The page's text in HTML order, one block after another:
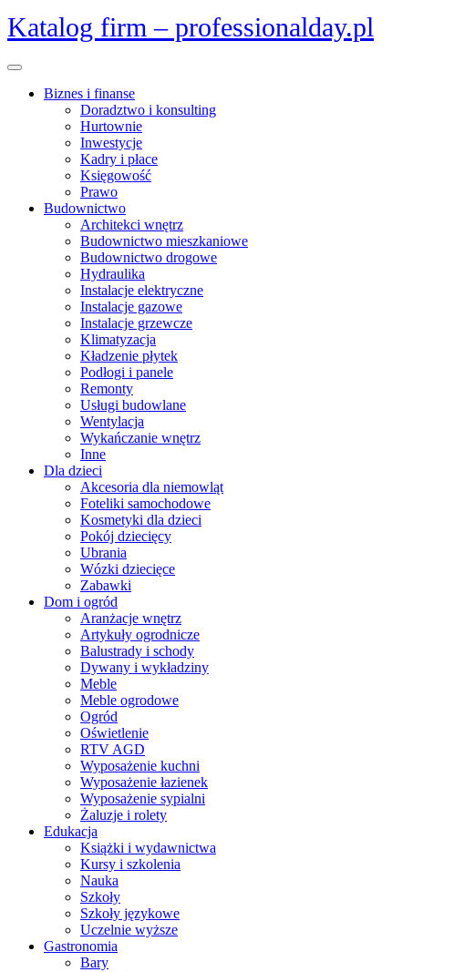
Skip
to
Katalog firm – professionalday.pl
Open
Biznes i finanse
Doradztwo i konsulting
Hurtownie
Inwestycje
Kadry i płace
Księgowość
Prawo
Budownictwo
Architekci wnętrz
Budownictwo mieszkaniowe
Budownictwo drogowe
Hydraulika
Instalacje elektryczne
Instalacje gazowe
Instalacje grzewcze
Klimatyzacja
Kładzenie płytek
Podłogi i panele
Remonty
Usługi budowlane
Wentylacja
Wykańczanie wnętrz
Inne
Dla dzieci
Akcesoria dla niemowląt
Foteliki samochodowe
Kosmetyki dla dzieci
Pokój dziecięcy
Ubrania
Wózki dziecięce
Zabawki
Dom i ogród
Aranżacje wnętrz
Artykuły ogrodnicze
Balustrady i schody
Dywany i wykładziny
Meble
Meble ogrodowe
Ogród
Oświetlenie
RTV AGD
Wyposażenie kuchni
Wyposażenie łazienek
Wyposażenie sypialni
Żaluzje i rolety
Edukacja
Książki i wydawnictwa
Kursy i szkolenia
Nauka
Szkoły
Szkoły językowe
Uczelnie wyższe
Gastronomia
Bary